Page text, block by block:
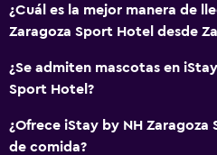
¿Cuál es la mejor manera de
Zaragoza Sport Hotel desde
¿Se admiten mascotas en
Sport Hotel?
¿Ofrece iStay by NH
de comida?